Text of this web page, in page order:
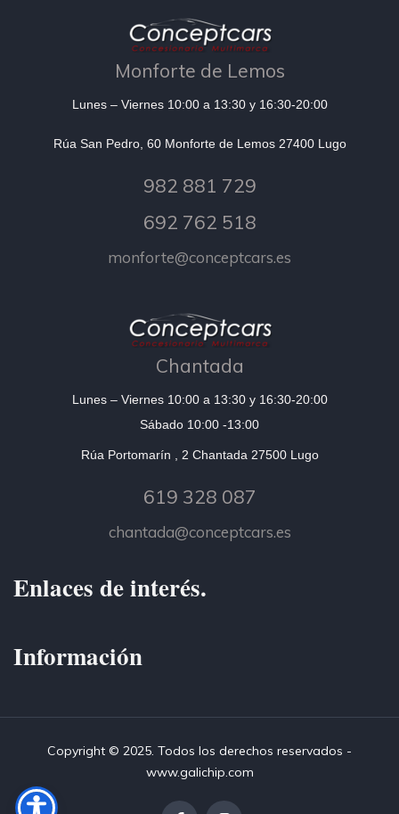
Monforte de Lemos
Lunes – Viernes 10:00 a 13:30 y 16:30-20:00
Rúa San Pedro, 60 Monforte de Lemos 27400 Lugo
982 881 729
692 762 518
monforte@conceptcars.es
Chantada
Lunes – Viernes 10:00 a 13:30 y 16:30-20:00
Sábado 10:00 -13:00
Rúa Portomarín , 2 Chantada 27500 Lugo
619 328 087
chantada@conceptcars.es
Enlaces de interés.
Información
Copyright © 2025. Todos los derechos reservados -
www.galichip.com